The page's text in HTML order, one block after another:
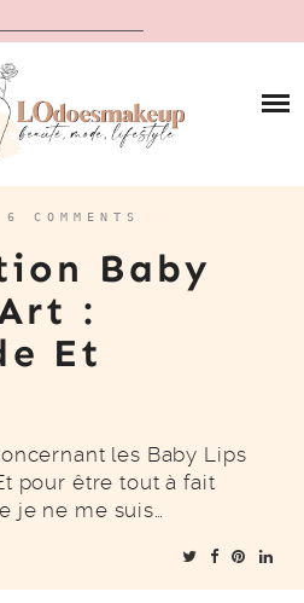
6 COMMENTS
Baby
:
Et
les Baby Lips
pour être tout à fait
je ne me suis…